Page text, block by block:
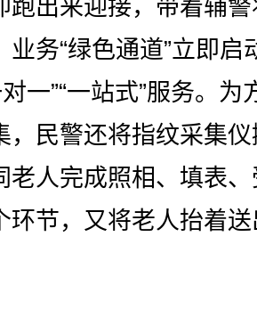
跑出来迎接，带着辅
业务“绿色通道”立即启
一”“一站式”服务。为
，民警还将指纹采集
老人完成照相、填表
环节，又将老人抬着